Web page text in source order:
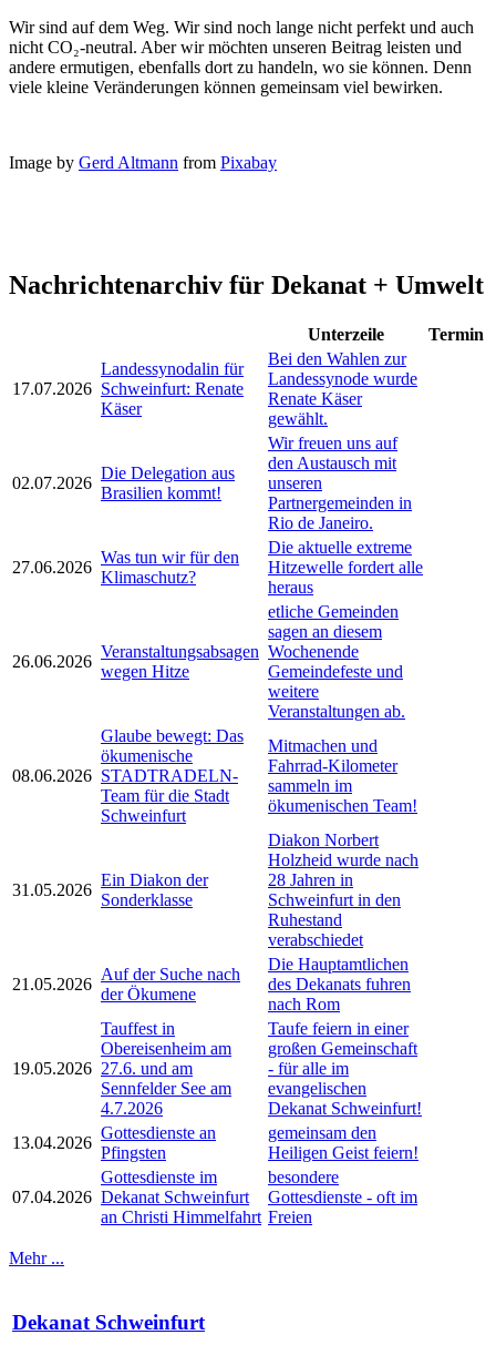
Wir sind auf dem Weg. Wir sind noch lange nicht perfekt und auch
nicht CO₂-neutral. Aber wir möchten unseren Beitrag leisten und
andere ermutigen, ebenfalls dort zu handeln, wo sie können. Denn
viele kleine Veränderungen können gemeinsam viel bewirken.
Image by Gerd Altmann from Pixabay
Nachrichtenarchiv für Dekanat + Umwelt
Unterzeile Termin
17.07.2026
Landessynodalin für
Schweinfurt: Renate
Käser
Bei den Wahlen zur
Landessynode wurde
Renate Käser
gewählt.
02.07.2026
Die Delegation aus
Brasilien kommt!
Wir freuen uns auf
den Austausch mit
unseren
Partnergemeinden in
Rio de Janeiro.
27.06.2026
Was tun wir für den
Klimaschutz?
Die aktuelle extreme
Hitzewelle fordert alle
heraus
26.06.2026
Veranstaltungsabsagen
wegen Hitze
etliche Gemeinden
sagen an diesem
Wochenende
Gemeindefeste und
weitere
Veranstaltungen ab.
08.06.2026
Glaube bewegt: Das
ökumenische
STADTRADELN-
Team für die Stadt
Schweinfurt
Mitmachen und
Fahrrad-Kilometer
sammeln im
ökumenischen Team!
31.05.2026
Ein Diakon der
Sonderklasse
Diakon Norbert
Holzheid wurde nach
28 Jahren in
Schweinfurt in den
Ruhestand
verabschiedet
21.05.2026
Auf der Suche nach
der Ökumene
Die Hauptamtlichen
des Dekanats fuhren
nach Rom
19.05.2026
Tauffest in
Obereisenheim am
27.6. und am
Sennfelder See am
4.7.2026
Taufe feiern in einer
großen Gemeinschaft
- für alle im
evangelischen
Dekanat Schweinfurt!
13.04.2026
Gottesdienste an
Pfingsten
gemeinsam den
Heiligen Geist feiern!
07.04.2026
Gottesdienste im
Dekanat Schweinfurt
an Christi Himmelfahrt
besondere
Gottesdienste - oft im
Freien
Mehr ...
Dekanat Schweinfurt